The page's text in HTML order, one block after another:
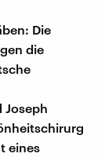
Die
die
Joseph
eines